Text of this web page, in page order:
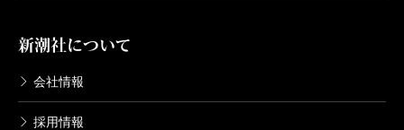
新潮社について
会社情報
採用情報